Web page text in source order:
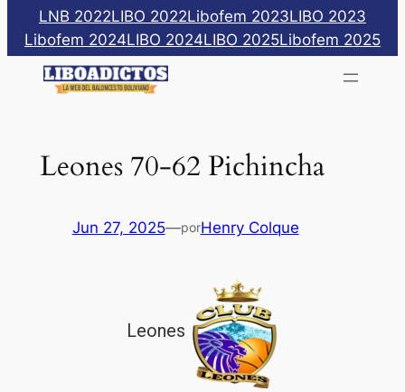
Saltar
contenido
LNB 2022LIBO 2022Libofem 2023LIBO 2023
Libofem 2024LIBO 2024LIBO 2025Libofem 2025
Leones 70-62 Pichincha
Jun 27, 2025—porHenry Colque
Leones